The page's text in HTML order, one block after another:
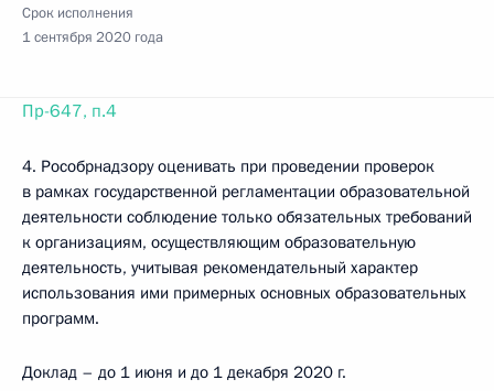
Срок исполнения
1 сентября 2020 года
Пр-647, п.4
4. Рособрнадзору оценивать при проведении проверок
в рамках государственной регламентации образовательной
деятельности соблюдение только обязательных требований
к организациям, осуществляющим образовательную
деятельность, учитывая рекомендательный характер
использования ими примерных основных образовательных
программ.
Доклад – до 1 июня и до 1 декабря 2020 г.